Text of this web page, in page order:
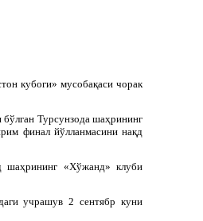
кубоги» мусобақаси чорак
Турсунзода шаҳрининг
финал йўлланмасини нақд
шаҳрининг «Хўжанд» клуби
учрашув 2 сентябр куни